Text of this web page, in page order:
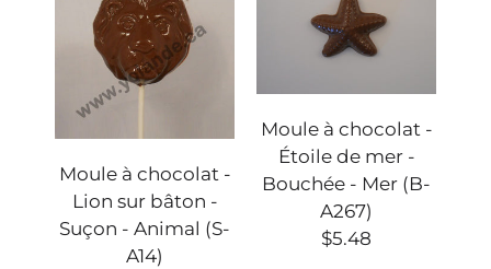
Moule à chocolat -
Lion sur bâton -
Suçon - Animal (S-
A14)
Moule à chocolat -
Étoile de mer -
Bouchée - Mer (B-
A267)
$5.48